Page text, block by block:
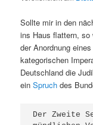
Sollte mir in den
ins Haus flattern, so
der Anordnung
kategorischen
Deutschland die
einSpruch des
Der Zweite